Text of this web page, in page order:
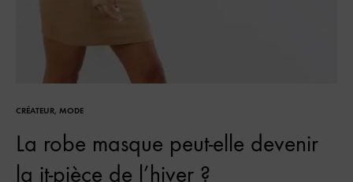
CRÉATEUR, MODE
La robe masque peut-elle devenir
la it-pièce de l’hiver ?